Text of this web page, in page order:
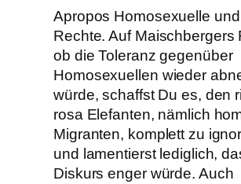
Apropos Homosexuelle
Rechte. Auf Maischbergers
ob die Toleranz gegenüber
Homosexuellen wieder
würde, schaffst Du es, den
rosa Elefanten, nämlich
Migranten, komplett zu
und lamentierst lediglich,
Diskurs enger würde. Auch